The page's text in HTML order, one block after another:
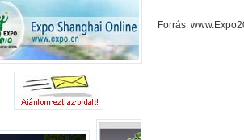
Forrás: